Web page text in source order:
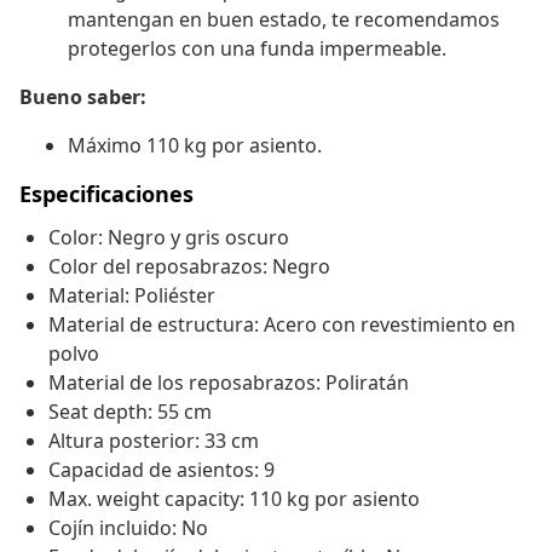
mantengan en buen estado, te recomendamos
protegerlos con una funda impermeable.
Bueno saber:
Máximo 110 kg por asiento.
Especificaciones
Color: Negro y gris oscuro
Color del reposabrazos: Negro
Material: Poliéster
Material de estructura: Acero con revestimiento en
polvo
Material de los reposabrazos: Poliratán
Seat depth: 55 cm
Altura posterior: 33 cm
Capacidad de asientos: 9
Max. weight capacity: 110 kg por asiento
Cojín incluido: No